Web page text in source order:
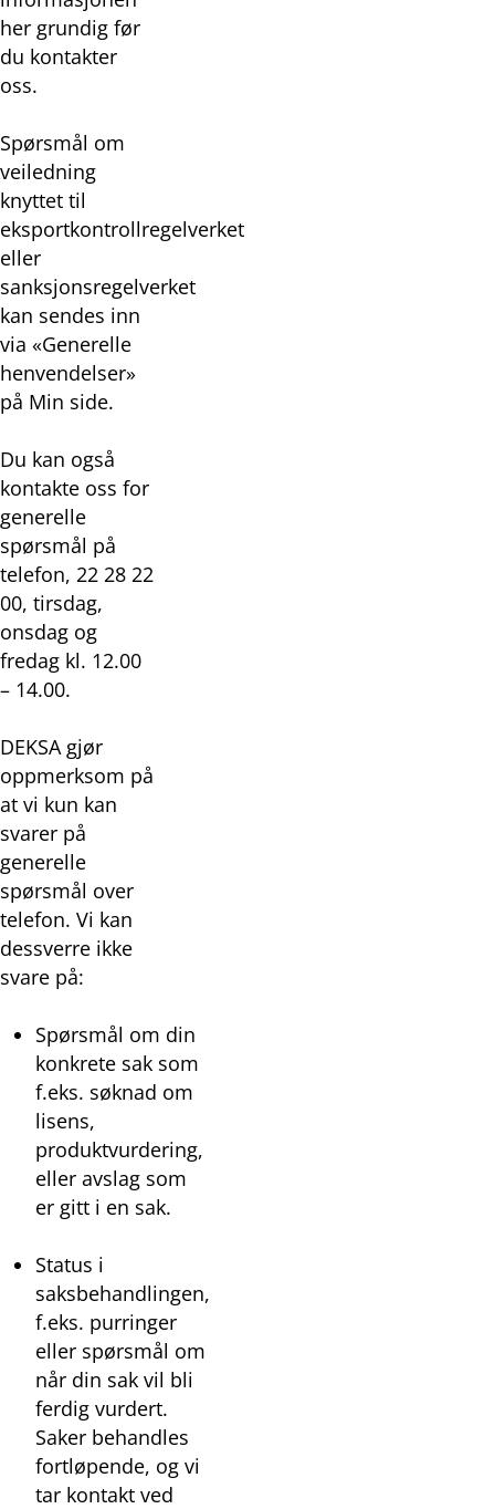
her grundig før
du kontakter
oss.
Spørsmål om
veiledning
knyttet til
eksportkontrollregelverket
eller
sanksjonsregelverket
kan sendes inn
via «Generelle
henvendelser»
på Min side.
Du kan også
kontakte oss for
generelle
spørsmål på
telefon, 22 28 22
00, tirsdag,
onsdag og
fredag kl. 12.00
– 14.00.
DEKSA gjør
oppmerksom på
at vi kun kan
svarer på
generelle
spørsmål over
telefon. Vi kan
dessverre ikke
svare på:
Spørsmål om din
konkrete sak som
f.eks. søknad om
lisens,
produktvurdering,
eller avslag som
er gitt i en sak.
Status i
saksbehandlingen,
f.eks. purringer
eller spørsmål om
når din sak vil bli
ferdig vurdert.
Saker behandles
fortløpende, og vi
tar kontakt ved